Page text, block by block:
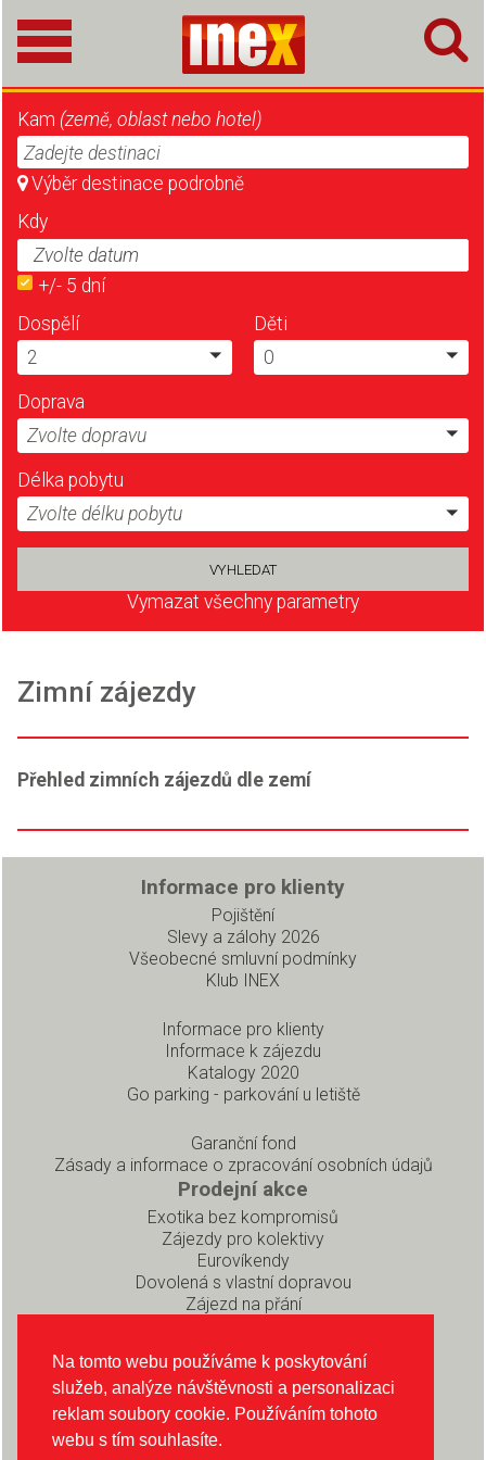
Na tomto webu používáme k poskytování
služeb, analýze návštěvnosti a personalizaci
reklam soubory cookie. Používáním tohoto
webu s tím souhlasíte.
Kam (země, oblast nebo hotel)
Zadejte destinaci
Výběr destinace podrobně
Kdy
+/- 5 dní
Dospělí
2
Děti
0
Doprava
Zvolte dopravu
Délka pobytu
Zvolte délku pobytu
Vymazat všechny parametry
Zimní zájezdy
Přehled zimních zájezdů dle zemí
Informace pro klienty
Pojištění
Slevy a zálohy 2026
Všeobecné smluvní podmínky
Klub INEX
Informace pro klienty
Informace k zájezdu
Katalogy 2020
Go parking - parkování u letiště
Garanční fond
Zásady a informace o zpracování osobních údajů
Prodejní akce
Exotika bez kompromisů
Zájezdy pro kolektivy
Eurovíkendy
Dovolená s vlastní dopravou
Zájezd na přání
Rezervační systém pro prodejce
Soubory ke stažení
O CK INEX
Sledujte nás na Instagramu